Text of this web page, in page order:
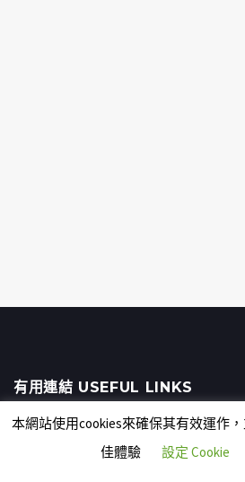
有用連結 USEFUL LINKS
瀏覽舊網站
本網站使用cookies來確保其有效運作
佳體驗
設定 Cookie